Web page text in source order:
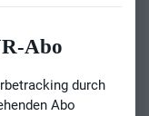
Abo
durch
Abo